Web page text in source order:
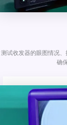
测试收发器的眼图情况
确